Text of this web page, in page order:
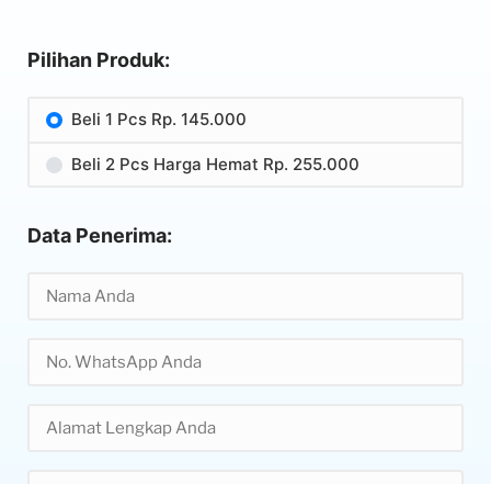
Pilihan Produk:
Beli 1 Pcs Rp. 145.000
Beli 2 Pcs Harga Hemat Rp. 255.000
Data Penerima: